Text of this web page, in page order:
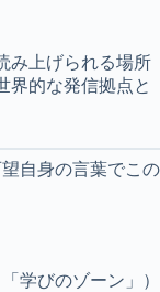
み上げられる場所
界的な発信拠点と
自身の言葉でこの
学びのゾーン」）